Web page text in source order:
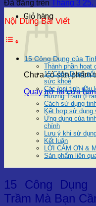
Giỏ hàng
Chưa có sản phẩm
Quay trở lại cửa
Đã đăng trên Tháng 3 25,
Nội Dung Bài Viết
15 Công Dụng của
Thành phần hoạt
15 Công Dụng
sức khoẻ
Các loại tinh dầu
Hương Trầm
Cách sử dụng
Kết hợp sử dụng
Ứng dụng của
chính
Lưu ý khi sử
Kết luận
LỜI CẢM ƠN &
Sản phẩm liên
15 Công Dụng
Trầm Mà Bạn